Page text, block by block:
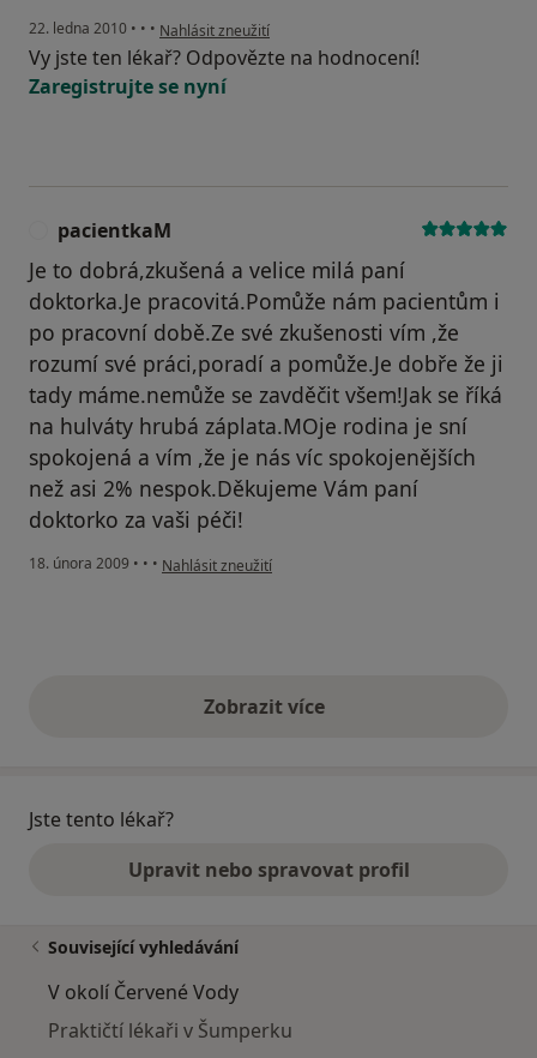
22. ledna 2010 • • • podle názoru uživatele Pacient
Nahlásit zneužití
Vy jste ten lékař? Odpovězte na hodnocení!
Zaregistrujte se nyní
pacientkaM
Je to dobrá,zkušená a velice milá paní
doktorka.Je pracovitá.Pomůže nám pacientům i
po pracovní době.Ze své zkušenosti vím ,že
rozumí své práci,poradí a pomůže.Je dobře že ji
tady máme.nemůže se zavděčit všem!Jak se říká
na hulváty hrubá záplata.MOje rodina je sní
spokojená a vím ,že je nás víc spokojenějších
než asi 2% nespok.Děkujeme Vám paní
doktorko za vaši péči!
18. února 2009 • • • podle názoru uživatele pacientkaM
Nahlásit zneužití
Zobrazit vícevýše uvedené názory
Jste tento lékař?
Upravit nebo spravovat profil
Související vyhledávání
V okolí Červené Vody
Praktičtí lékaři v Šumperku